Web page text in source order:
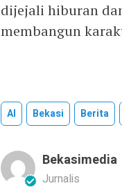
dijejali hiburan
membangun
AI Bekasi Berita
Bekasimedia
Jurnalis